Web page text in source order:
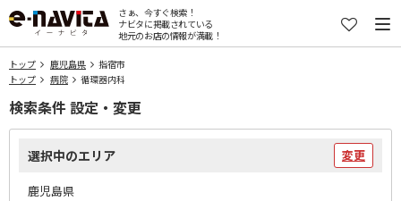
さぁ、今すぐ検索！
ナビタに掲載されている
地元のお店の情報が満載！
トップ 鹿児島県
指宿市
トップ
病院 循環器内科
検索条件 設定・変更
選択中のエリア 変更
鹿児島県